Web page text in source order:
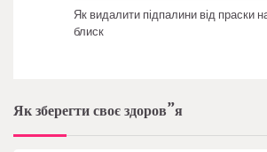
Як видалити підпалини від праски
блиск
Як зберегти своє здоров”я